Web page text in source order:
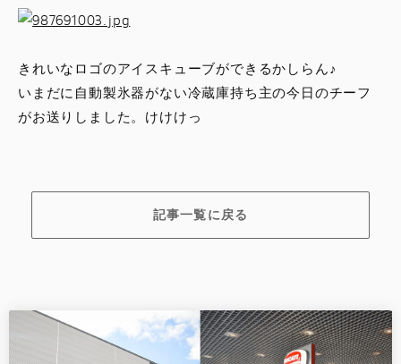
お問合せ
きれいなロゴのアイスキューブができるかしらん♪
いまだに自動製氷器がない冷蔵庫持ち主の今日のチーフ
がお送りしました。けけけっ
記事一覧に戻る